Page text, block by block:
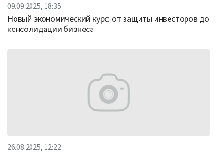
09.09.2025, 18:35
Новый экономический курс: от защиты инвесторов до
консолидации бизнеса
26.08.2025, 12:22